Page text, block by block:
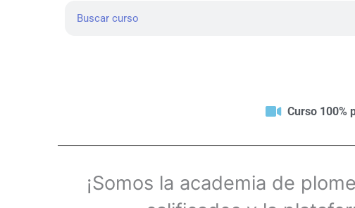
Curso 100%
¡Somos la academia de